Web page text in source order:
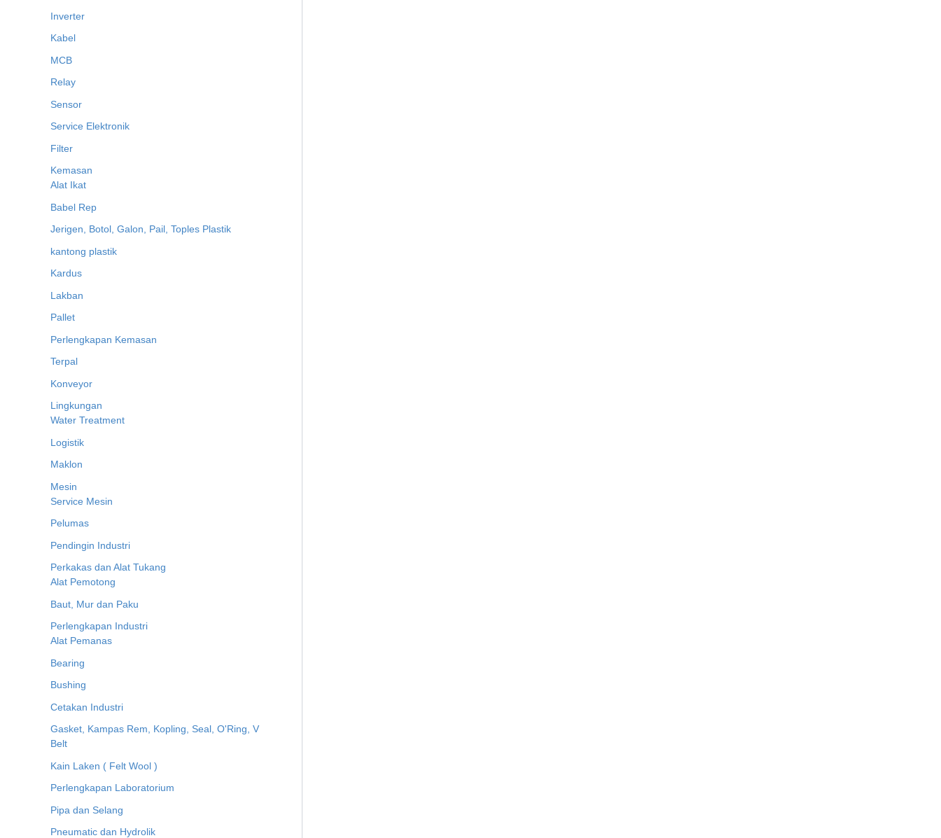
Inverter
Kabel
MCB
Relay
Sensor
Service Elektronik
Filter
Kemasan
Alat Ikat
Babel Rep
Jerigen, Botol, Galon, Pail, Toples Plastik
kantong plastik
Kardus
Lakban
Pallet
Perlengkapan Kemasan
Terpal
Konveyor
Lingkungan
Water Treatment
Logistik
Maklon
Mesin
Service Mesin
Pelumas
Pendingin Industri
Perkakas dan Alat Tukang
Alat Pemotong
Baut, Mur dan Paku
Perlengkapan Industri
Alat Pemanas
Bearing
Bushing
Cetakan Industri
Gasket, Kampas Rem, Kopling, Seal, O'Ring, V
Belt
Kain Laken ( Felt Wool )
Perlengkapan Laboratorium
Pipa dan Selang
Pneumatic dan Hydrolik